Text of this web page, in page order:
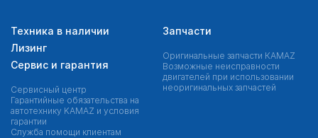
Техника в наличии
Лизинг
Сервис и гарантия
Сервисный центр
Гарантийные обязательства на
автотехнику KAMAZ и условия
гарантии
Служба помощи клиентам
Запчасти
Оригинальные запчасти КAMAZ
Возможные неисправности
двигателей при использовании
неоригинальных запчастей